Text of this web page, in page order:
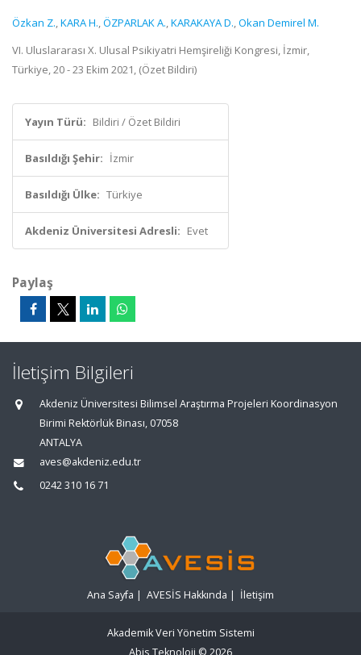
Özkan Z.,KARA H.,ÖZPARLAK A.,KARAKAYA D.,Okan Demirel M.
VI. Uluslararası X. Ulusal Psikiyatri Hemşireliği Kongresi, İzmir,
Türkiye, 20 - 23 Ekim 2021, (Özet Bildiri)
Yayın Türü: Bildiri / Özet Bildiri
Basıldığı Şehir: İzmir
Basıldığı Ülke: Türkiye
Akdeniz Üniversitesi Adresli: Evet
Paylaş
İletişim Bilgileri
Akdeniz Üniversitesi Bilimsel Araştırma Projeleri Koordinasyon
Birimi Rektörlük Binası, 07058
ANTALYA
aves@akdeniz.edu.tr
0242 310 16 71
Ana Sayfa | AVESİS Hakkında | İletişim
Akademik Veri Yönetim Sistemi
Abis Teknoloji © 2026